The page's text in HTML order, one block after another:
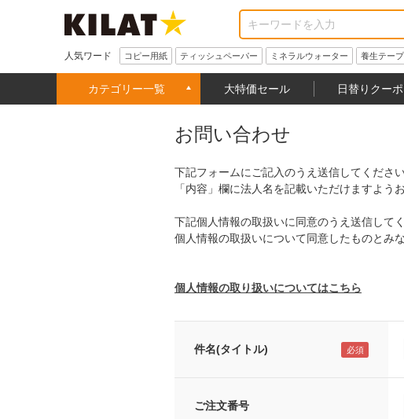
人気ワード コピー用紙 ティッシュペーパー ミネラルウォーター 養生テープ
カテゴリー一覧 大特価セール 日替りクー
お問い合わせ
下記フォームにご記入のうえ送信してください
「内容」欄に法人名を記載いただけますよう
下記個人情報の取扱いに同意のうえ送信してく
個人情報の取扱いについて同意したものとみな
個人情報の取り扱いについてはこちら
件名(タイトル)
ご注文番号